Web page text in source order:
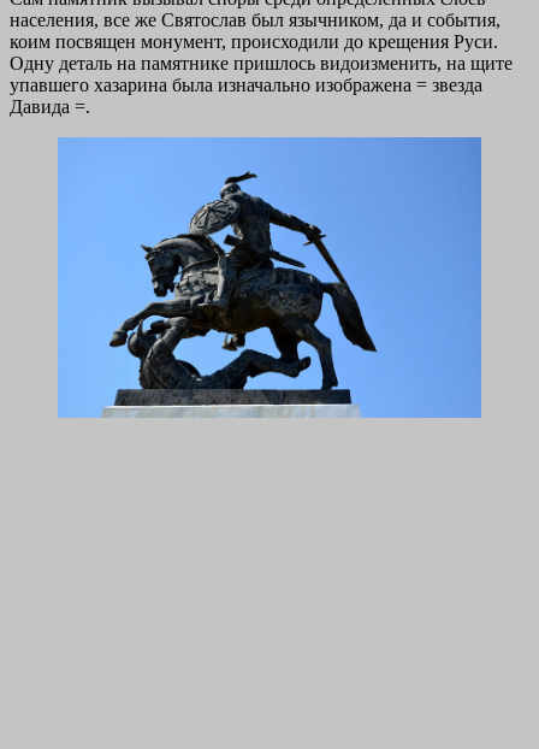
населения, все же Святослав был язычником, да и события,
коим посвящен монумент, происходили до крещения Руси.
Одну деталь на памятнике пришлось видоизменить, на щите
упавшего хазарина была изначально изображена = звезда
Давида =.